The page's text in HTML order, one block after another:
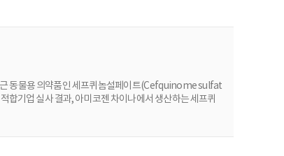
동물용 의약품인 세프퀴놈설페이트(Cefquinome sulfat
합기업 실사 결과, 아미코젠 차이나에서 생산하는 세프퀴